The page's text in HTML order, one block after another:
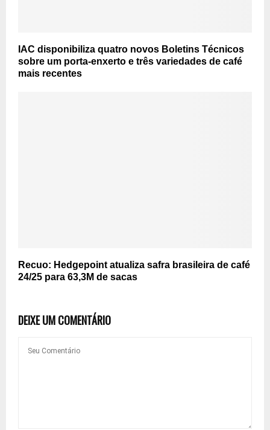
IAC disponibiliza quatro novos Boletins Técnicos
sobre um porta-enxerto e três variedades de café
mais recentes
Recuo: Hedgepoint atualiza safra brasileira de café
24/25 para 63,3M de sacas
DEIXE UM COMENTÁRIO